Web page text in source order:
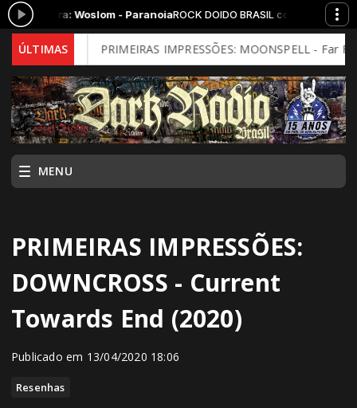
Woslom - ParanoiaROCK DOIDO BRASIL com Argoth das 15:00
ÚLTIMAS
Mind) PRIMEIRAS IMPRESSÕES: MOONSPELL - Far From
MENU
PRIMEIRAS IMPRESSÕES:
DOWNCROSS - Current
Towards End (2020)
Publicado em 13/04/2020 18:06
Resenhas